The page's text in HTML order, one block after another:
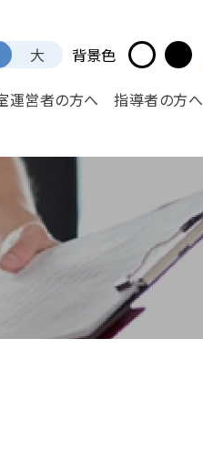
運営者の方へ 指導者の方へ
大 背景色